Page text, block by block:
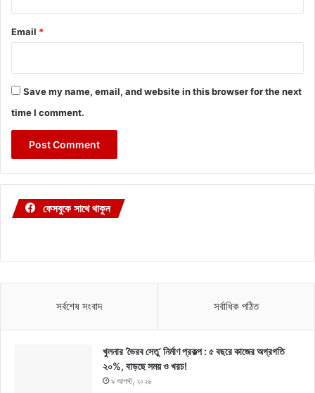
Email *
Save my name, email, and website in this browser for the next
time I comment.
ফেসবুকে সাথে থাকুন
সর্বশেষ সংবাদ সর্বাধিক পঠিত
খুলনার ‘ভৈরব সেতু’ নির্মাণ প্রকল্প : ৫ বছরে কাজের অগ্রগতি
২০%, বাড়ছে সময় ও খরচ!
৯ আগস্ট, ২০২৬